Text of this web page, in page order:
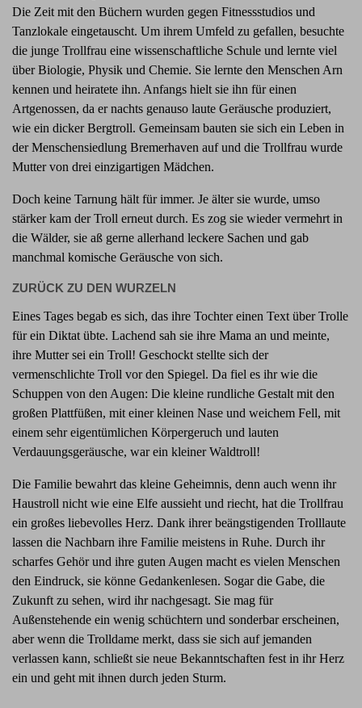
Die Zeit mit den Büchern wurden gegen Fitnessstudios und
Tanzlokale eingetauscht. Um ihrem Umfeld zu gefallen, besuchte
die junge Trollfrau eine wissenschaftliche Schule und lernte viel
über Biologie, Physik und Chemie. Sie lernte den Menschen Arn
kennen und heiratete ihn. Anfangs hielt sie ihn für einen
Artgenossen, da er nachts genauso laute Geräusche produziert,
wie ein dicker Bergtroll. Gemeinsam bauten sie sich ein Leben in
der Menschensiedlung Bremerhaven auf und die Trollfrau wurde
Mutter von drei einzigartigen Mädchen.
Doch keine Tarnung hält für immer. Je älter sie wurde, umso
stärker kam der Troll erneut durch. Es zog sie wieder vermehrt in
die Wälder, sie aß gerne allerhand leckere Sachen und gab
manchmal komische Geräusche von sich.
ZURÜCK ZU DEN WURZELN
Eines Tages begab es sich, das ihre Tochter einen Text über Trolle
für ein Diktat übte. Lachend sah sie ihre Mama an und meinte,
ihre Mutter sei ein Troll! Geschockt stellte sich der
vermenschlichte Troll vor den Spiegel. Da fiel es ihr wie die
Schuppen von den Augen: Die kleine rundliche Gestalt mit den
großen Plattfüßen, mit einer kleinen Nase und weichem Fell, mit
einem sehr eigentümlichen Körpergeruch und lauten
Verdauungsgeräusche, war ein kleiner Waldtroll!
Die Familie bewahrt das kleine Geheimnis, denn auch wenn ihr
Haustroll nicht wie eine Elfe aussieht und riecht, hat die Trollfrau
ein großes liebevolles Herz. Dank ihrer beängstigenden Trolllaute
lassen die Nachbarn ihre Familie meistens in Ruhe. Durch ihr
scharfes Gehör und ihre guten Augen macht es vielen Menschen
den Eindruck, sie könne Gedankenlesen. Sogar die Gabe, die
Zukunft zu sehen, wird ihr nachgesagt. Sie mag für
Außenstehende ein wenig schüchtern und sonderbar erscheinen,
aber wenn die Trolldame merkt, dass sie sich auf jemanden
verlassen kann, schließt sie neue Bekanntschaften fest in ihr Herz
ein und geht mit ihnen durch jeden Sturm.